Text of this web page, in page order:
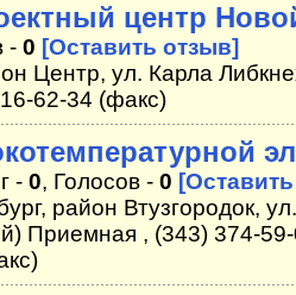
центр
- 0 [Оставить отзыв]
Центр, ул. Карла
62-34 (факс)
- 0, Голосов - 0
район Втузгородок,
Приемная , (343) 374-